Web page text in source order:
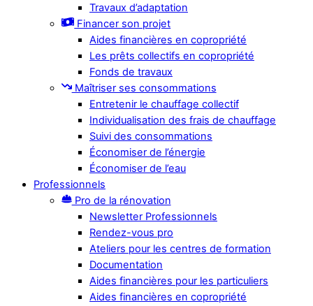
Travaux d’adaptation
Financer son projet
Aides financières en copropriété
Les prêts collectifs en copropriété
Fonds de travaux
Maîtriser ses consommations
Entretenir le chauffage collectif
Individualisation des frais de chauffage
Suivi des consommations
Économiser de l’énergie
Économiser de l’eau
Professionnels
Pro de la rénovation
Newsletter Professionnels
Rendez-vous pro
Ateliers pour les centres de formation
Documentation
Aides financières pour les particuliers
Aides financières en copropriété